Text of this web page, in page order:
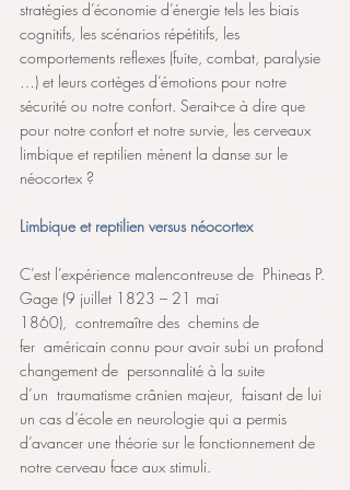
stratégies d’économie d’énergie tels les biais
cognitifs, les scénarios répétitifs, les
comportements reflexes (fuite, combat, paralysie
…) et leurs cortèges d’émotions pour notre
sécurité ou notre confort. Serait-ce à dire que
pour notre confort et notre survie, les cerveaux
limbique et reptilien mènent la danse sur le
néocortex ?
Limbique et reptilien versus néocortex
C’est l’expérience malencontreuse de  Phineas P.
Gage (9 juillet 1823 – 21 mai
1860),  contremaître des  chemins de
fer  américain connu pour avoir subi un profond
changement de  personnalité à la suite
d’un  traumatisme crânien majeur,  faisant de lui
un cas d’école en neurologie qui a permis
d’avancer une théorie sur le fonctionnement de
notre cerveau face aux stimuli.